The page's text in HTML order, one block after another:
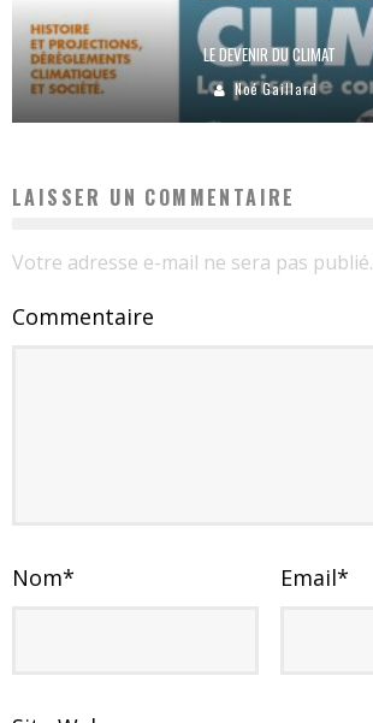
LE DEVENIR DU CLIMAT
Noé Gaillard
LAISSER UN COMMENTAIRE
Votre adresse e-mail ne sera pas publié.
Commentaire
Nom* Email*